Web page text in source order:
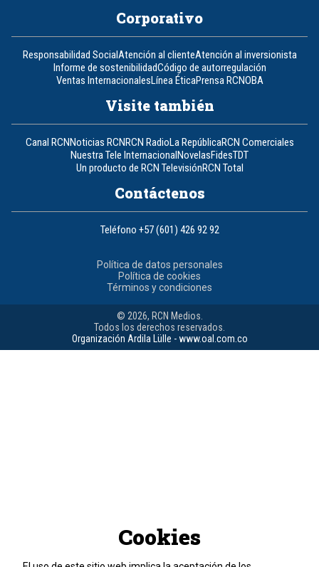
Corporativo
Responsabilidad SocialAtención al clienteAtención al inversionista
Informe de sostenibilidadCódigo de autorregulación
Ventas InternacionalesLínea ÉticaPrensa RCNOBA
Visite también
Canal RCNNoticias RCNRCN RadioLa RepúblicaRCN Comerciales
Nuestra Tele InternacionalNovelasFidesTDT
Un producto de RCN TelevisiónRCN Total
Contáctenos
Teléfono +57 (601) 426 92 92
Política de datos personales
Política de cookies
Términos y condiciones
© 2026, RCN Medios.
Todos los derechos reservados.
Organización Ardila Lülle - www.oal.com.co
Cookies